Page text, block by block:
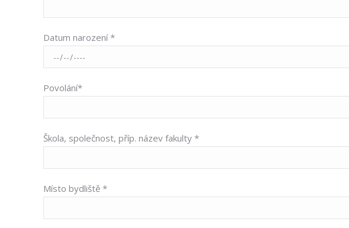
Datum narození *
Povolání*
Škola, společnost, příp. název fakulty *
Místo bydliště *